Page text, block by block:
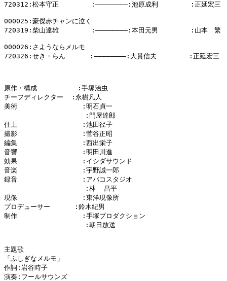
720312:松本守正        :――――――――:池原成利        :正延宏三
000025:豪傑赤チャンに泣く
720319:柴山達雄        :――――――――:本田元男        :山本　繁
000026:さようならメルモ
720326:せき・らん      :――――――――:大貫信夫        :正延宏三
原作・構成          :手塚治虫
チーフディレクター  :永樹凡人
美術                :明石貞一
                    :門屋達郎
仕上                :池田径子
撮影                :菅谷正昭
編集                :西出栄子
音響                :明田川進
効果                :イシダサウンド
音楽                :宇野誠一郎
録音                :アバコスタジオ
                    :林  昌平
現像                :東洋現像所
プロデューサー      :鈴木紀男
制作                :手塚プロダクション
                    :朝日放送
主題歌
「ふしぎなメルモ」
作詞:岩谷時子
演奏:フールサウンズ